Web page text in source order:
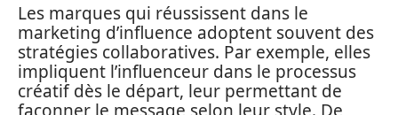
Les marques qui réussissent dans le
marketing d’influence adoptent souvent des
stratégies collaboratives. Par exemple, elles
impliquent l’influenceur dans le processus
créatif dès le départ, leur permettant de
façonner le message selon leur style. De